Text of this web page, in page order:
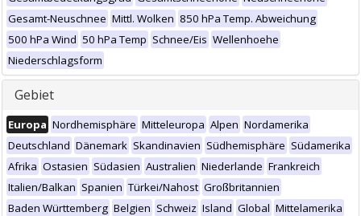
Gesamt-Neuschnee Mittl. Wolken 850 hPa Temp. Abweichung
500 hPa Wind 50 hPa Temp Schnee/Eis Wellenhoehe
Niederschlagsform
Gebiet
Europa Nordhemisphäre Mitteleuropa Alpen Nordamerika
Deutschland Dänemark Skandinavien Südhemisphäre Südamerika
Afrika Ostasien Südasien Australien Niederlande Frankreich
Italien/Balkan Spanien Türkei/Nahost Großbritannien
Baden Württemberg Belgien Schweiz Island Global Mittelamerika